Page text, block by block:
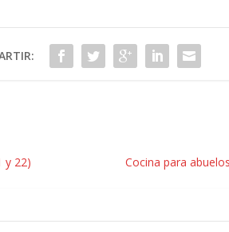
y 22) Cocina para